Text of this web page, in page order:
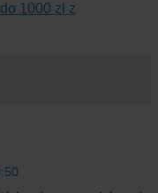
1000 zł z